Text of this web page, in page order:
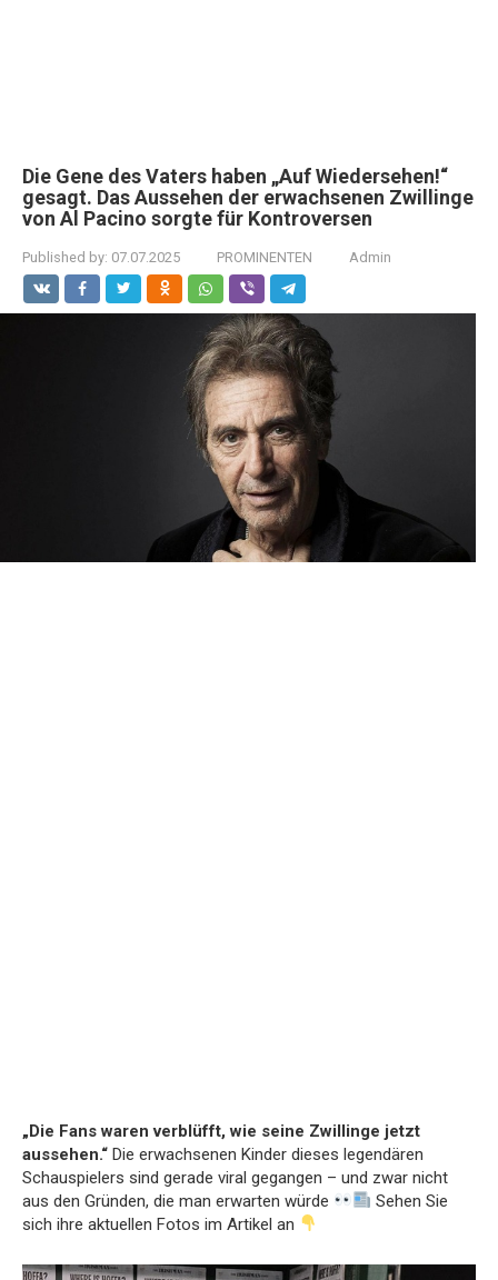
Die Gene des Vaters haben „Auf Wiedersehen!“
gesagt. Das Aussehen der erwachsenen Zwillinge
von Al Pacino sorgte für Kontroversen
Published by: 07.07.2025 PROMINENTEN Admin
„Die Fans waren verblüfft, wie seine Zwillinge jetzt
aussehen.“ Die erwachsenen Kinder dieses legendären
Schauspielers sind gerade viral gegangen – und zwar nicht
aus den Gründen, die man erwarten würde
Sehen Sie
sich ihre aktuellen Fotos im Artikel an